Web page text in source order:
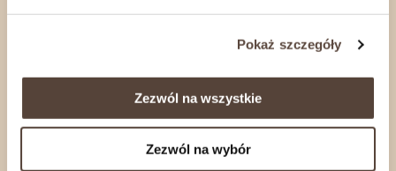
Pokaż szczegóły
Zezwól na wszystkie
Zezwól na wybór
Informacje o produkcie
zobacz również